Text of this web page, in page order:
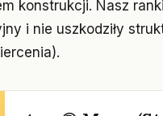
konstrukcji. Nasz
i nie uszkodziły